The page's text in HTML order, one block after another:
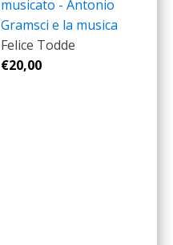
musicato - Antonio
Gramsci e la musica
Felice Todde
€20,00